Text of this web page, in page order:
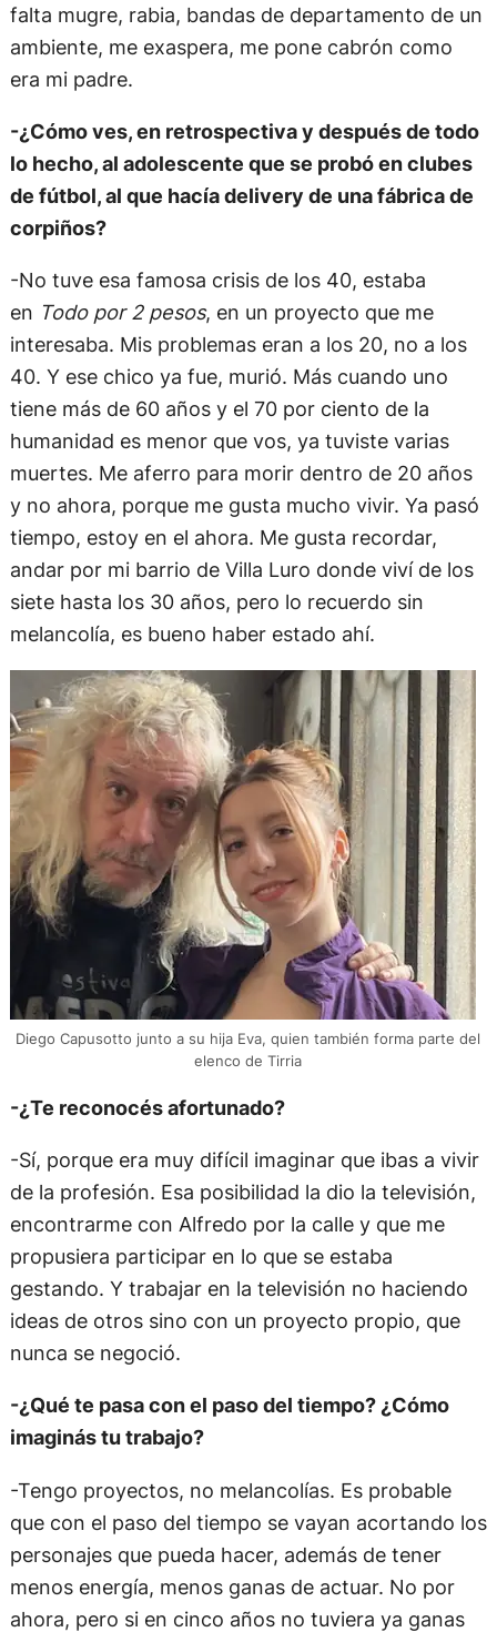
falta mugre, rabia, bandas de departamento de un
ambiente, me exaspera, me pone cabrón como
era mi padre.
-¿Cómo ves, en retrospectiva y después de todo
lo hecho, al adolescente que se probó en clubes
de fútbol, al que hacía delivery de una fábrica de
corpiños?
-No tuve esa famosa crisis de los 40, estaba
en Todo por 2 pesos, en un proyecto que me
interesaba. Mis problemas eran a los 20, no a los
40. Y ese chico ya fue, murió. Más cuando uno
tiene más de 60 años y el 70 por ciento de la
humanidad es menor que vos, ya tuviste varias
muertes. Me aferro para morir dentro de 20 años
y no ahora, porque me gusta mucho vivir. Ya pasó
tiempo, estoy en el ahora. Me gusta recordar,
andar por mi barrio de Villa Luro donde viví de los
siete hasta los 30 años, pero lo recuerdo sin
melancolía, es bueno haber estado ahí.
Diego Capusotto junto a su hija Eva, quien también forma parte del
elenco de Tirria
-¿Te reconocés afortunado?
-Sí, porque era muy difícil imaginar que ibas a vivir
de la profesión. Esa posibilidad la dio la televisión,
encontrarme con Alfredo por la calle y que me
propusiera participar en lo que se estaba
gestando. Y trabajar en la televisión no haciendo
ideas de otros sino con un proyecto propio, que
nunca se negoció.
-¿Qué te pasa con el paso del tiempo? ¿Cómo
imaginás tu trabajo?
-Tengo proyectos, no melancolías. Es probable
que con el paso del tiempo se vayan acortando los
personajes que pueda hacer, además de tener
menos energía, menos ganas de actuar. No por
ahora, pero si en cinco años no tuviera ya ganas